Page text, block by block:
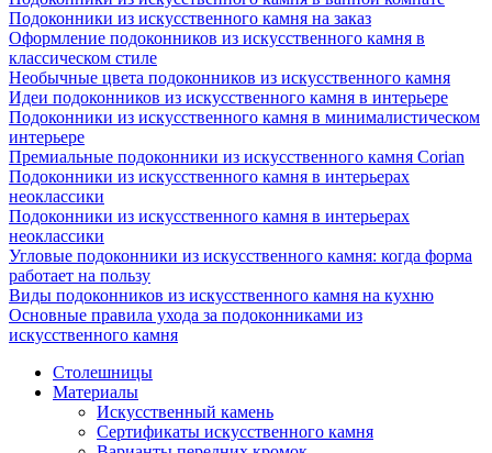
Подоконники из искусственного камня на заказ
Оформление подоконников из искусственного камня в
классическом стиле
Необычные цвета подоконников из искусственного камня
Идеи подоконников из искусственного камня в интерьере
Подоконники из искусственного камня в минималистическом
интерьере
Премиальные подоконники из искусственного камня Corian
Подоконники из искусственного камня в интерьерах
неоклассики
Подоконники из искусственного камня в интерьерах
неоклассики
Угловые подоконники из искусственного камня: когда форма
работает на пользу
Виды подоконников из искусственного камня на кухню
Основные правила ухода за подоконниками из
искусственного камня
Столешницы
Материалы
Искусственный камень
Сертификаты искусственного камня